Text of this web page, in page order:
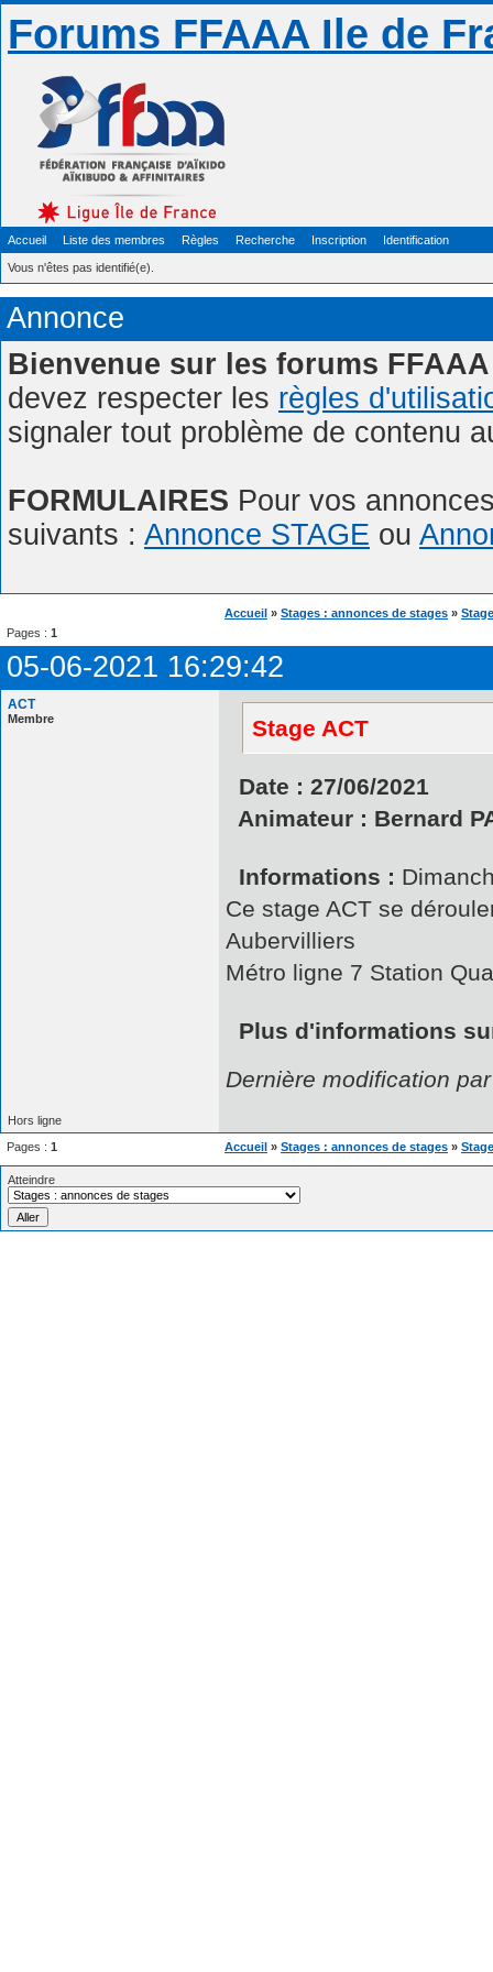
Forums FFAAA Ile de
Accueil Liste des membres Règles Recherche Inscription Identification
Vous n'êtes pas identifié(e).
Annonce
Bienvenue sur les forums FFAAA
devez respecter les règles
signaler tout problème de contenu
FORMULAIRES Pour vos
suivants : Annonce STAGE ou
Accueil » Stages : annonces de stages »
Pages : 1
05-06-2021 16:29:42
ACT
Membre Stage ACT
Date : 27/06/2021
Animateur : Bernard
Informations :
Ce stage ACT se
Aubervilliers
Métro ligne 7 Station
Plus d'informations
Dernière modification
Hors ligne
Pages : 1 Accueil » Stages : annonces de stages »
Atteindre